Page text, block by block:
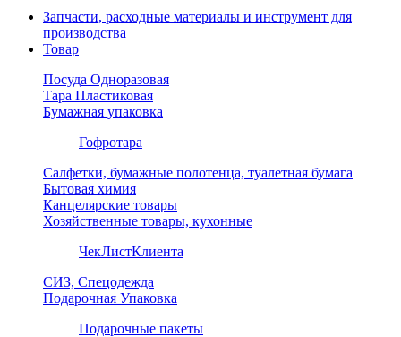
Запчасти, расходные материалы и инструмент для
производства
Товар
Посуда Одноразовая
Тара Пластиковая
Бумажная упаковка
Гофротара
Салфетки, бумажные полотенца, туалетная бумага
Бытовая химия
Канцелярские товары
Хозяйственные товары, кухонные
ЧекЛистКлиента
СИЗ, Спецодежда
Подарочная Упаковка
Подарочные пакеты